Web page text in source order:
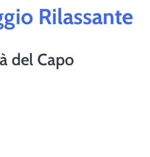
Rilassante
del Capo